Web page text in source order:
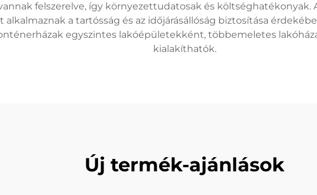
felszerelve, így környezettudatosak és költséghatékonyak.
a tartósság és az időjárásállóság biztosítása
egyszintes lakóépületekként, többemeletes
kialakíthatók.
Új termék-ajánlások